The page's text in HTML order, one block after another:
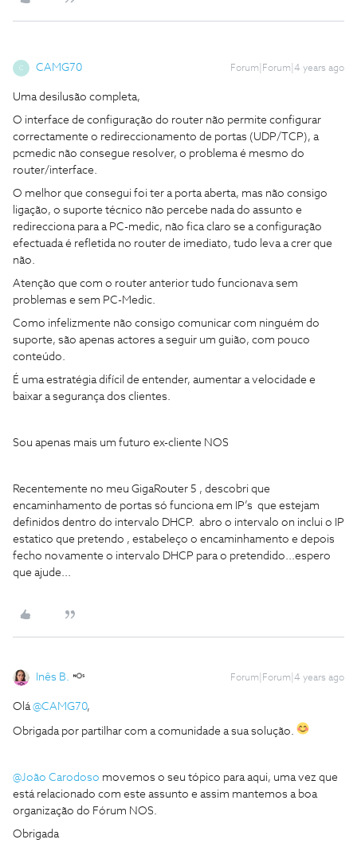
C CAMG70 Forum|Forum|4 years ago
Uma desilusão completa,
O interface de configuração do router não permite configurar
correctamente o redireccionamento de portas (UDP/TCP), a
pcmedic não consegue resolver, o problema é mesmo do
router/interface.
O melhor que consegui foi ter a porta aberta, mas não consigo
ligação, o suporte técnico não percebe nada do assunto e
redirecciona para a PC-medic, não fica claro se a configuração
efectuada é refletida no router de imediato, tudo leva a crer que
não.
Atenção que com o router anterior tudo funcionava sem
problemas e sem PC-Medic.
Como infelizmente não consigo comunicar com ninguém do
suporte, são apenas actores a seguir um guião, com pouco
conteúdo.
É uma estratégia difícil de entender, aumentar a velocidade e
baixar a segurança dos clientes.
Sou apenas mais um futuro ex-cliente NOS
Recentemente no meu GigaRouter 5 , descobri que
encaminhamento de portas só funciona em IP’s que estejam
definidos dentro do intervalo DHCP. abro o intervalo on inclui o IP
estatico que pretendo , estabeleço o encaminhamento e depois
fecho novamente o intervalo DHCP para o pretendido...espero
que ajude...
Inês B. Forum|Forum|4 years ago
Olá@CAMG70,
Obrigada por partilhar com a comunidade a sua solução.
@João Carodoso movemos o seu tópico para aqui, uma vez que
está relacionado com este assunto e assim mantemos a boa
organização do Fórum NOS.
Obrigada